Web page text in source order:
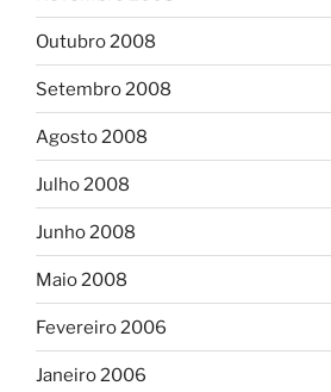
Outubro 2008
Setembro 2008
Agosto 2008
Julho 2008
Junho 2008
Maio 2008
Fevereiro 2006
Janeiro 2006